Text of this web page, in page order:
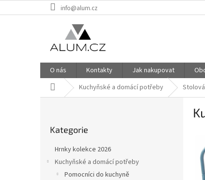
na
info@alum.cz
O nás Kontakty Jak nakupovat
Domů Kuchyňské a domácí potřeby
kategorie
Kategorie
Hrnky kolekce 2026
Kuchyňské a domácí potřeby
Pomocníci do kuchyně